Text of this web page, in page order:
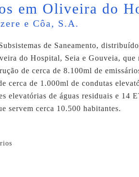
em Oliveira do
e Côa, S.A.
de Saneamento,
do Hospital, Seia e Gouveia, que
de cerca de 8.100ml de
cerca de 1.000ml de condutas
elevatórias de águas residuais e 14
servem cerca 10.500 habitantes.